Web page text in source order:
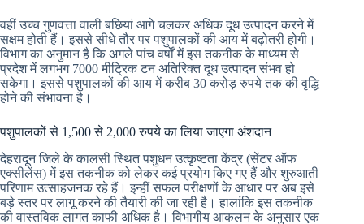
वहीं उच्च गुणवत्ता वाली बछियां आगे चलकर अधिक दूध उत्पादन करने में
सक्षम होती हैं। इससे सीधे तौर पर पशुपालकों की आय में बढ़ोतरी होगी।
विभाग का अनुमान है कि अगले पांच वर्षों में इस तकनीक के माध्यम से
प्रदेश में लगभग 7000 मीट्रिक टन अतिरिक्त दूध उत्पादन संभव हो
सकेगा। इससे पशुपालकों की आय में करीब 30 करोड़ रुपये तक की वृद्धि
होने की संभावना है।
पशुपालकों से 1,500 से 2,000 रुपये का लिया जाएगा अंशदान
देहरादून जिले के कालसी स्थित पशुधन उत्कृष्टता केंद्र (सेंटर ऑफ
एक्सीलेंस) में इस तकनीक को लेकर कई प्रयोग किए गए हैं और शुरुआती
परिणाम उत्साहजनक रहे हैं। इन्हीं सफल परीक्षणों के आधार पर अब इसे
बड़े स्तर पर लागू करने की तैयारी की जा रही है। हालांकि इस तकनीक
की वास्तविक लागत काफी अधिक है। विभागीय आकलन के अनुसार एक